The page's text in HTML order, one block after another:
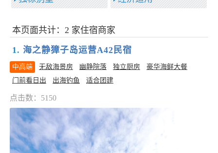
本页面共计：2 家住宿商家
1. 海之静獐子岛运营A42民宿
中高端 无敌海景房 幽静院落 独立厨房
豪华海鲜大餐
门前看日出
出海钓鱼 适合团建
点击数：5150